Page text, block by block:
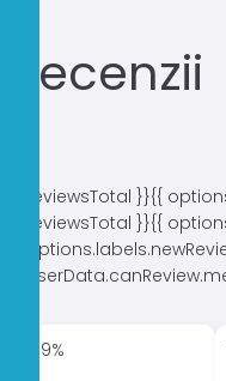
Recenzii
{{ reviewsTotal }}{{
{{ reviewsTotal }}{{
{{
{{
-59%